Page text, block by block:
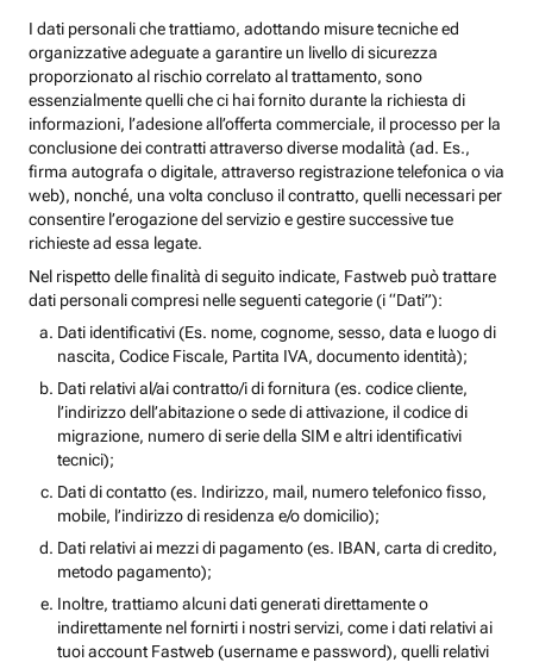
I dati personali che trattiamo, adottando misure tecniche ed
organizzative adeguate a garantire un livello di sicurezza
proporzionato al rischio correlato al trattamento, sono
essenzialmente quelli che ci hai fornito durante la richiesta di
informazioni, l’adesione all’offerta commerciale, il processo per la
conclusione dei contratti attraverso diverse modalità (ad. Es.,
firma autografa o digitale, attraverso registrazione telefonica o via
web), nonché, una volta concluso il contratto, quelli necessari per
consentire l’erogazione del servizio e gestire successive tue
richieste ad essa legate.
Nel rispetto delle finalità di seguito indicate, Fastweb può trattare
dati personali compresi nelle seguenti categorie (i “Dati”):
Dati identificativi (Es. nome, cognome, sesso, data e luogo di
nascita, Codice Fiscale, Partita IVA, documento identità);
Dati relativi al/ai contratto/i di fornitura (es. codice cliente,
l’indirizzo dell’abitazione o sede di attivazione, il codice di
migrazione, numero di serie della SIM e altri identificativi
tecnici);
Dati di contatto (es. Indirizzo, mail, numero telefonico fisso,
mobile, l’indirizzo di residenza e/o domicilio);
Dati relativi ai mezzi di pagamento (es. IBAN, carta di credito,
metodo pagamento);
Inoltre, trattiamo alcuni dati generati direttamente o
indirettamente nel fornirti i nostri servizi, come i dati relativi ai
tuoi account Fastweb (username e password), quelli relativi